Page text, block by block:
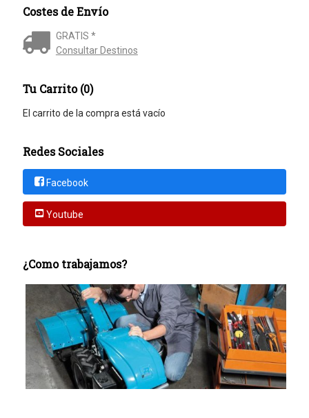
Costes de Envío
GRATIS *
Consultar Destinos
Tu Carrito (0)
El carrito de la compra está vacío
Redes Sociales
Facebook
Youtube
¿Como trabajamos?